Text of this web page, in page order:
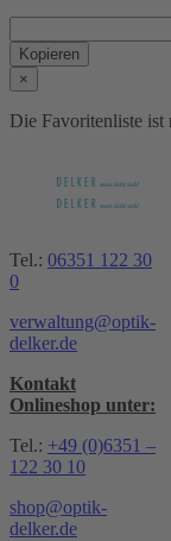
Kopieren
×
Die Favoritenliste ist
Tel.: 06351 122 30
0
verwaltung@optik-
delker.de
Kontakt
Onlineshop unter:
Tel.: +49 (0)6351 –
122 30 10
shop@optik-
delker.de